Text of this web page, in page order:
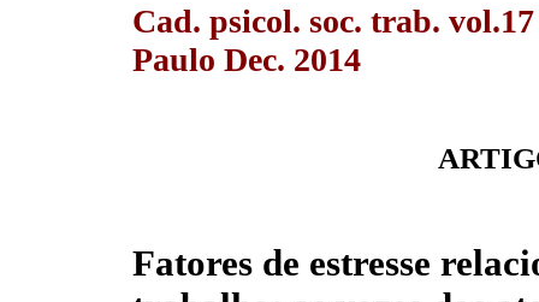
Cad. psicol. soc. trab.
Paulo Dec. 2014
Fatores de estresse